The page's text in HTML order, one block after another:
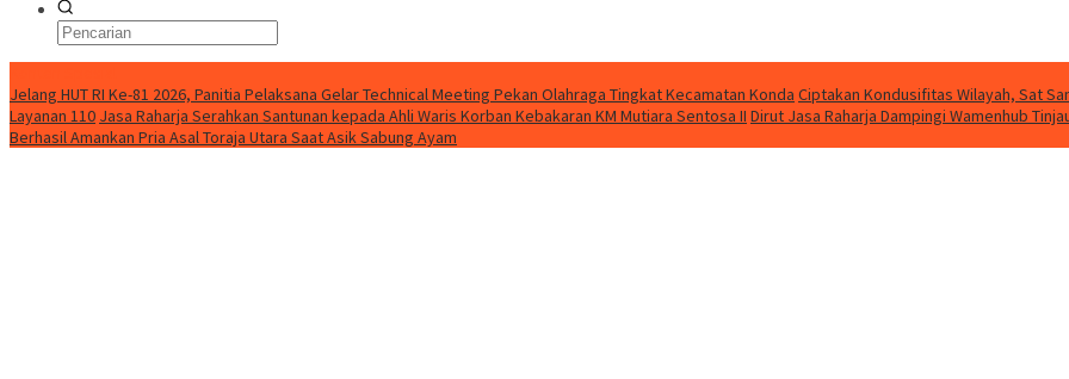
Jelang HUT RI Ke-81 2026, Panitia Pelaksana Gelar Technical Meeting Pekan Olahraga Tingkat Kecamatan Konda Ciptakan Kondusifitas Wilayah, Sat
Layanan 110 Jasa Raharja Serahkan Santunan kepada Ahli Waris Korban Kebakaran KM Mutiara Sentosa II Dirut Jasa Raharja Dampingi Wamenhub
Berhasil Amankan Pria Asal Toraja Utara Saat Asik Sabung Ayam